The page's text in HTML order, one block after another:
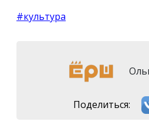
#культура
Поделиться: